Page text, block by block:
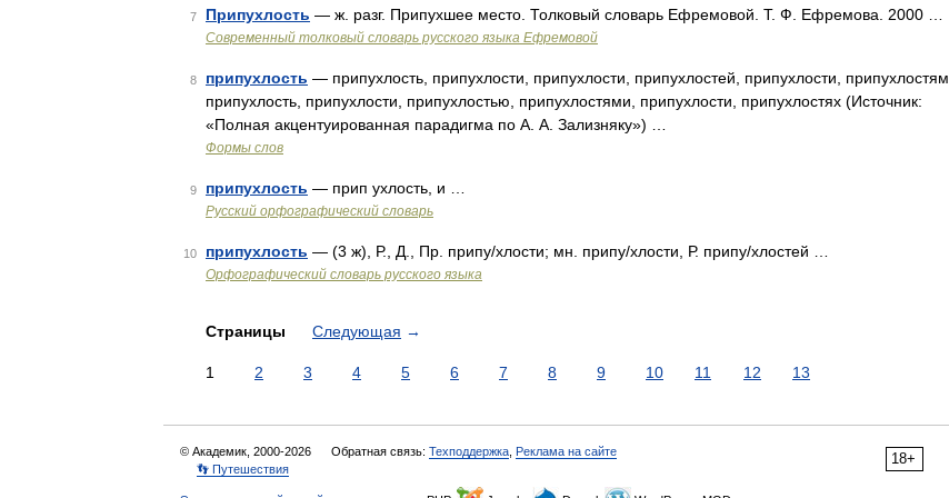
7 Припухлость — ж. разг. Припухшее место. Толковый словарь Ефремовой. Т. Ф. Ефремова. 2000 …
Современный толковый словарь русского языка Ефремовой
8 припухлость — припухлость, припухлости, припухлости, припухлостей, припухлости, припухлостям,
припухлость, припухлости, припухлостью, припухлостями, припухлости, припухлостях (Источник:
«Полная акцентуированная парадигма по А. А. Зализняку») …
Формы слов
9 припухлость — прип ухлость, и …
Русский орфографический словарь
10 припухлость — (3 ж), Р., Д., Пр. припу/хлости; мн. припу/хлости, Р. припу/хлостей …
Орфографический словарь русского языка
Страницы Следующая →
1 2 3 4 5 6 7 8 9 10 11 12 13
18+
© Академик, 2000-2026 Обратная связь: Техподдержка Реклама на сайте
👣 Путешествия